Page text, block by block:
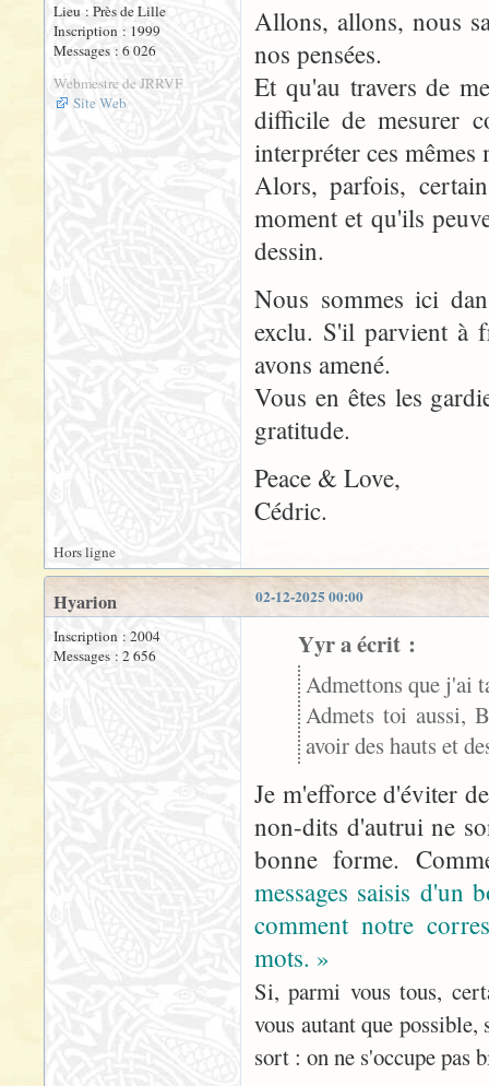
Lieu : Près de Lille
Inscription : 1999
Messages : 6 026
Webmestre de JRRVF
Site Web
Allons, allons, nous
nos pensées.
Et qu'au travers de
difficile de mesurer
interpréter ces mêmes
Alors, parfois,
moment et qu'ils
dessin.
Nous sommes ici
exclu. S'il parvient à
avons amené.
Vous en êtes les
gratitude.
Peace & Love,
Cédric.
Hors ligne
02-12-2025 00:00
Hyarion
Inscription : 2004
Messages : 2 656
Yyr a écrit :
Admettons que j'ai
Admets toi aussi,
avoir des hauts et
Je m'efforce d'éviter
non-dits d'autrui ne
bonne forme.
messages saisis d'un
comment notre
mots. »
Si, parmi vous tous,
vous autant que
sort : on ne s'occupe pas